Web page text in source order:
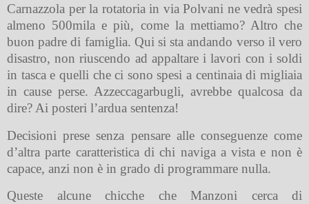
Carnazzola per la rotatoria in via Polvani ne vedrà spesi
almeno 500mila e più, come la mettiamo? Altro che
buon padre di famiglia. Qui si sta andando verso il vero
disastro, non riuscendo ad appaltare i lavori con i soldi
in tasca e quelli che ci sono spesi a centinaia di migliaia
in cause perse. Azzeccagarbugli, avrebbe qualcosa da
dire? Ai posteri l’ardua sentenza!
Decisioni prese senza pensare alle conseguenze come
d’altra parte caratteristica di chi naviga a vista e non è
capace, anzi non è in grado di programmare nulla.
Queste alcune chicche che Manzoni cerca di